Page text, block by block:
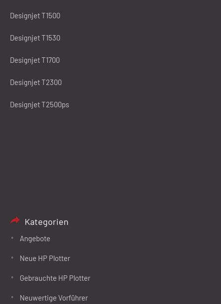
Designjet T1500
Designjet T1530
Designjet T1700
Designjet T2300
Designjet T2500ps
Kategorien
Angebote
Neue HP Plotter
Gebrauchte HP Plotter
Neuwertige Vorführer